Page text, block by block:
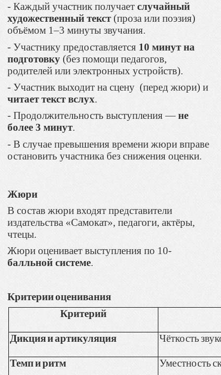
- Каждый участник получает случайный
художественный текст (проза или поэзия)
объёмом 1–3 минуты звучания.
- Участнику предоставляется 10 минут на
подготовку (без помощи педагогов,
родителей или электронных устройств).
- Участник выходит на сцену (перед жюри) и
читает текст вслух.
- Продолжительность выступления —не
более 3 минут.
- В случае превышения времени жюри вправе
остановить участника без снижения оценки.
Жюри
В состав жюри входят представители
издательства «Самокат», педагоги, актёры,
чтецы.
Жюри оценивает выступления по 10-
балльной системе.
Критерииоценивания
Критерий
Дикцияиартикуляция Чёткость
Темпиритм Уместность